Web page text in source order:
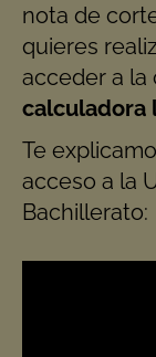
nota de
quieres
acceder a la
calculadora
Te
acceso a la
Bachillerato: